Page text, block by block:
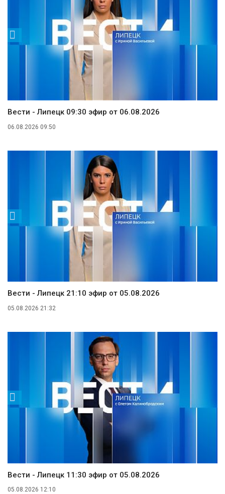
Вести - Липецк 09:30 эфир от 06.08.2026
06.08.2026 09:50
Вести - Липецк 21:10 эфир от 05.08.2026
05.08.2026 21:32
Вести - Липецк 11:30 эфир от 05.08.2026
05.08.2026 12:10